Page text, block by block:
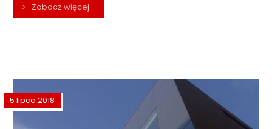
Zobacz więcej...
5 lipca 2018